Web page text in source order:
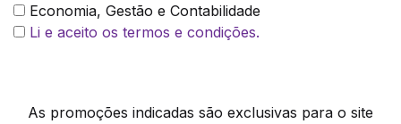
Economia, Gestão e Contabilidade
Li e aceito os termos e condições.
As promoções indicadas são exclusivas para o site